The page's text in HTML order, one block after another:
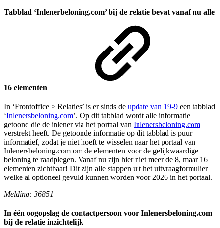
Tabblad ‘Inlenerbeloning.com’ bij de relatie bevat vanaf nu alle
16 elementen
In ‘Frontoffice > Relaties’ is er sinds de update van 19-9 een tabblad
‘Inlenersbeloning.com’. Op dit tabblad wordt alle informatie
getoond die de inlener via het portaal van Inlenersbeloning.com
verstrekt heeft. De getoonde informatie op dit tabblad is puur
informatief, zodat je niet hoeft te wisselen naar het portaal van
Inlenersbeloning.com om de elementen voor de gelijkwaardige
beloning te raadplegen. Vanaf nu zijn hier niet meer de 8, maar 16
elementen zichtbaar! Dit zijn alle stappen uit het uitvraagformulier
welke al optioneel gevuld kunnen worden voor 2026 in het portaal.
Melding: 36851
In één oogopslag de contactpersoon voor Inlenersbeloning.com
bij de relatie inzichtelijk